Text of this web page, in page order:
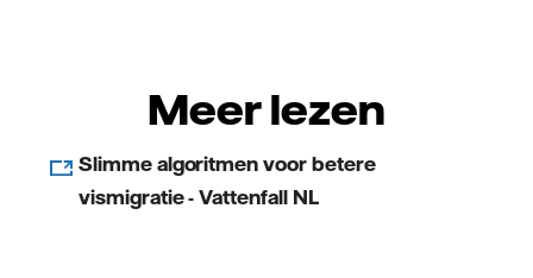
Meer lezen
Slimme algoritmen voor betere
vismigratie - Vattenfall NL